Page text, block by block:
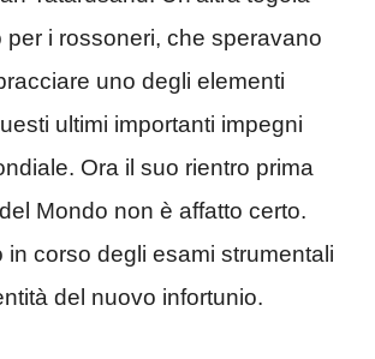
per i rossoneri, che speravano
uno degli elementi
ultimi importanti impegni
Ora il suo rientro prima
Mondo non è affatto certo.
in corso degli esami strumentali
del nuovo infortunio.